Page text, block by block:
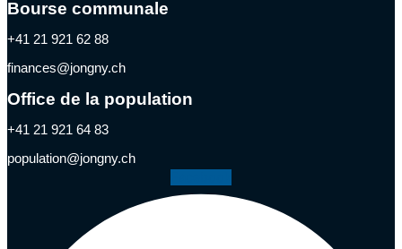
Bourse communale
+41 21 921 62 88
finances@jongny.ch
Office de la population
+41 21 921 64 83
population@jongny.ch